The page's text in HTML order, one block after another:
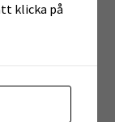
klicka på